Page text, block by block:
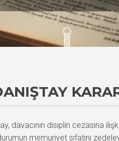
davacının disiplin cezasına
memuriyet sıfatını